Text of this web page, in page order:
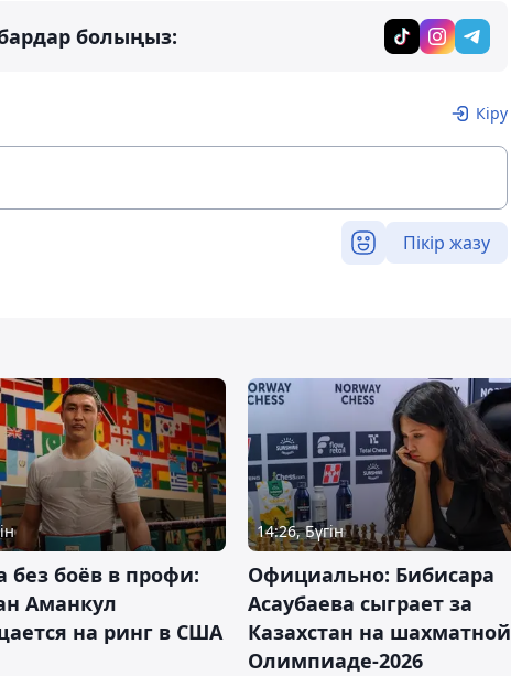
болыңыз:
Кіру
Пікір жазу
без боёв в профи:
Аманкул
на ринг в США
14:26, Бүгін
Официально: Бибисара
Асаубаева сыграет за
Казахстан на шахматной
Олимпиаде-2026